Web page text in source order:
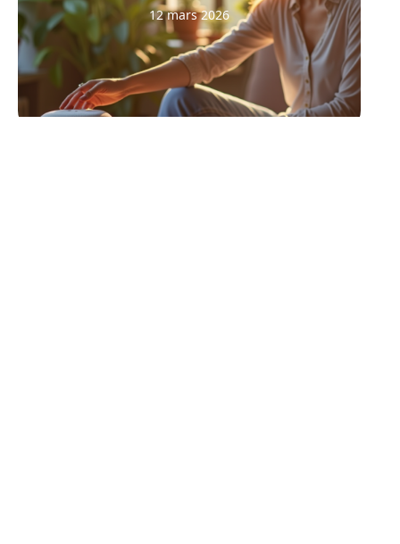
12 mars 2026